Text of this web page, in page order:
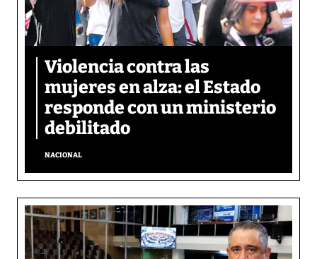
Violencia contra las
mujeres en alza: el Estado
responde con un ministerio
debilitado
NACIONAL